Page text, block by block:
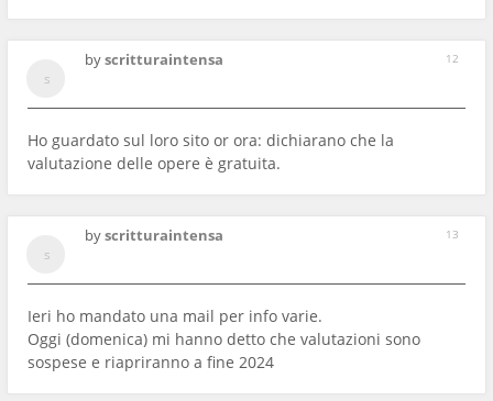
12
byscritturaintensa
Ho guardato sul loro sito or ora: dichiarano che la
valutazione delle opere è gratuita.
13
byscritturaintensa
Ieri ho mandato una mail per info varie.
Oggi (domenica) mi hanno detto che valutazioni sono
sospese e riapriranno a fine 2024